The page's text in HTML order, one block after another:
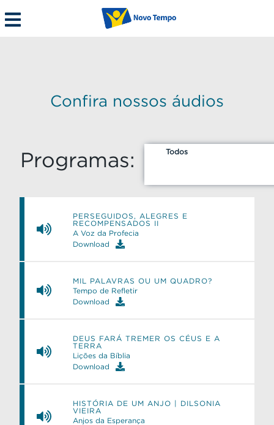
Confira nossos áudios
Programas: Todos
PERSEGUIDOS, ALEGRES E
RECOMPENSADOS II
A Voz da Profecia
Download
MIL PALAVRAS OU UM QUADRO?
Tempo de Refletir
Download
DEUS FARÁ TREMER OS CÉUS E A
TERRA
Lições da Bíblia
Download
HISTÓRIA DE UM ANJO | DILSONIA
VIEIRA
Anjos da Esperança